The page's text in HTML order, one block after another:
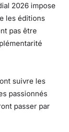
2026 impose
les éditions
pas être
suivre les
passionnés
passer par